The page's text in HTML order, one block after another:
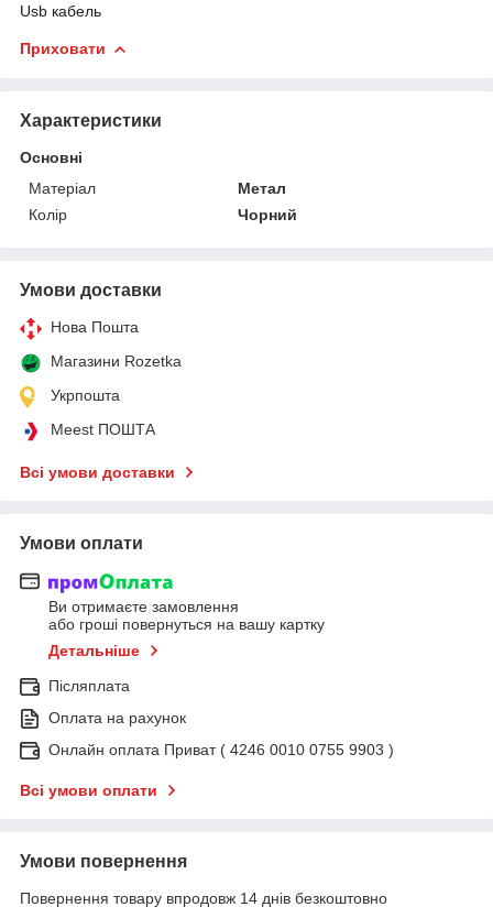
Usb кабель
Приховати
Характеристики
Основні
Матеріал
Метал
Колір
Чорний
Умови доставки
Нова Пошта
Магазини Rozetka
Укрпошта
Meest ПОШТА
Всі умови доставки
Умови оплати
Ви отримаєте замовлення
або гроші повернуться на вашу картку
Детальніше
Післяплата
Оплата на рахунок
Онлайн оплата Приват ( 4246 0010 0755 9903 )
Всі умови оплати
Умови повернення
Повернення товару впродовж 14 днів безкоштовно